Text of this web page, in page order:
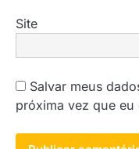
Site
Salvar meus
próxima vez que eu